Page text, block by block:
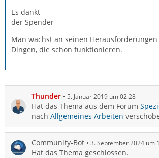
Es dankt
der Spender
Man wächst an seinen
Dingen, die schon funktionieren.
Thunder 5. Januar 2019 um 02:28
Hat das Thema aus dem Forum
nach Allgemeines Arbeiten
Community-Bot 3. September 2024 um
Hat das Thema geschlossen.